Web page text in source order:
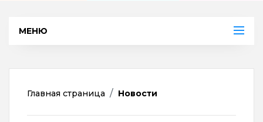
МЕНЮ
Главная страница Новости